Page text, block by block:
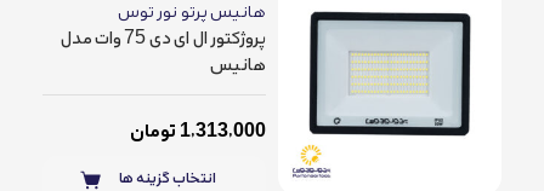
پروژکتور ال ای دی 75 وات مدل
هانیس
1,313,000 تومان
انتخاب گزینه ها